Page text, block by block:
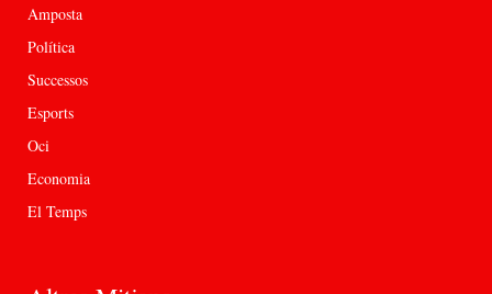
Amposta
Política
Successos
Esports
Oci
Economia
El Temps